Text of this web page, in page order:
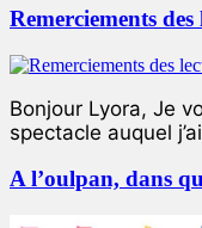
Remerciements
Bonjour Lyora, Je
spectacle auquel
A l’oulpan, dans